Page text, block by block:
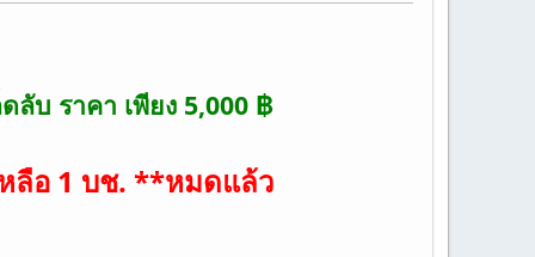
บ ราคา เพียง 5,000 ฿
ลือ 1 บช. **หมดแล้ว